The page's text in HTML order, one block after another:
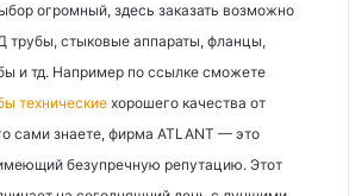
огромный, здесь заказать возможно
трубы, стыковые аппараты, фланцы,
и тд. Например по ссылке сможете
технические хорошего качества от
сами знаете, фирма ATLANT — это
безупречную репутацию. Этот